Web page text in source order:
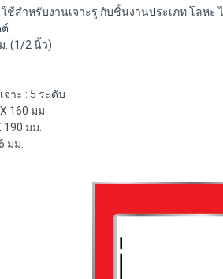
ช้สำหรับงานเจาะรู กับชิ้นงานประเภท โลห
ต์
. (1/2 นิ้ว)
จาะ : 5 ระดับ
160 มม.
มม.
มม.